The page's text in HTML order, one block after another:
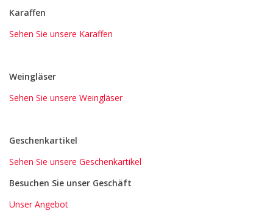
Karaffen
Sehen Sie unsere Karaffen
Weingläser
Sehen Sie unsere Weingläser
Geschenkartikel
Sehen Sie unsere Geschenkartikel
Besuchen Sie unser Geschäft
Unser Angebot